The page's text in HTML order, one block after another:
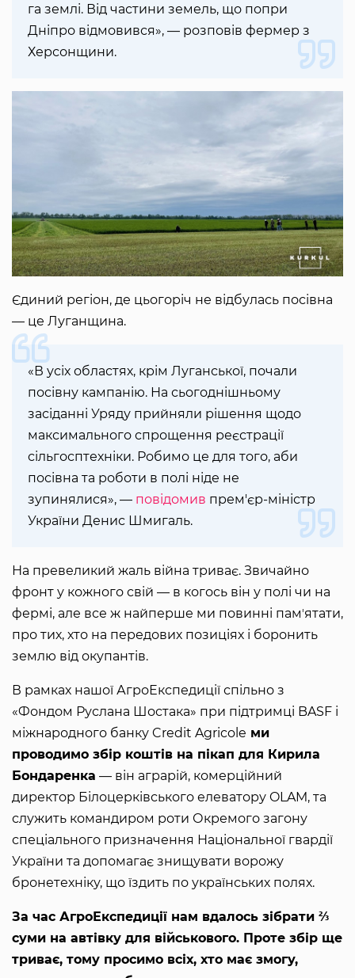
га землі. Від частини земель, що попри
Дніпро відмовився», — розповів фермер з
Херсонщини.
Єдиний регіон, де цьогоріч не відбулась посівна
— це Луганщина.
«В усіх областях, крім Луганської, почали
посівну кампанію. На сьогоднішньому
засіданні Уряду прийняли рішення щодо
максимального спрощення реєстрації
сільгосптехніки. Робимо це для того, аби
посівна та роботи в полі ніде не
зупинялися», — повідомив прем'єр-міністр
України Денис Шмигаль.
На превеликий жаль війна триває. Звичайно
фронт у кожного свій — в когось він у полі чи на
фермі, але все ж найперше ми повинні памʼятати,
про тих, хто на передових позиціях і боронить
землю від окупантів.
В рамках нашої АгроЕкспедиції спільно з
«Фондом Руслана Шостака» при підтримці BASF і
міжнародного банку Credit Agricole ми
проводимо збір коштів на пікап для Кирила
Бондаренка — він аграрій, комерційний
директор Білоцерківського елеватору OLAM, та
служить командиром роти Окремого загону
спеціального призначення Національної гвардії
України та допомагає знищувати ворожу
бронетехніку, що їздить по українських полях.
За час АгроЕкспедиції нам вдалось зібрати ⅔
суми на автівку для військового. Проте збір ще
триває, тому просимо всіх, хто має змогу,